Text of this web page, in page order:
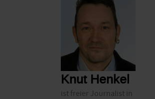
Knut Henkel
ist freier Journalist in